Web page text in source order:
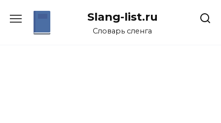
Slang-list.ru
Словарь сленга